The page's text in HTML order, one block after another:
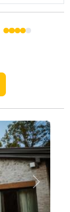
Weiter